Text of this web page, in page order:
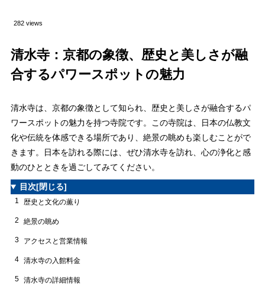
282 views
清水寺：京都の象徴、歴史と美しさが融
合するパワースポットの魅力
清水寺は、京都の象徴として知られ、歴史と美しさが融合するパ
ワースポットの魅力を持つ寺院です。この寺院は、日本の仏教文
化や伝統を体感できる場所であり、絶景の眺めも楽しむことがで
きます。日本を訪れる際には、ぜひ清水寺を訪れ、心の浄化と感
動のひとときを過ごしてみてください。
目次[閉じる]
1 歴史と文化の薫り
2 絶景の眺め
3 アクセスと営業情報
4 清水寺の入館料金
5 清水寺の詳細情報